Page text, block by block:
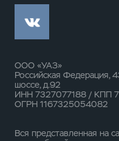
ООО «УАЗ»
Российская Федерация,
шоссе, д.92
ИНН 7327077188 / КПП
ОГРН 1167325054082
Вся представленная на